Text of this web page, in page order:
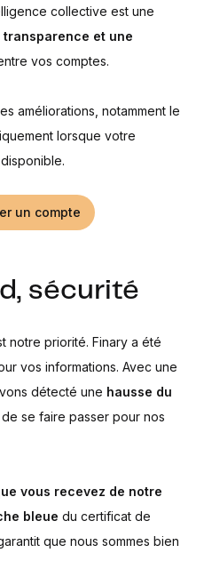
collective est une
transparence et une
vos comptes.
améliorations, notamment le
lorsque votre
un compte
sécurité
notre priorité. Finary a été
vos informations. Avec une
détecté une hausse du
se faire passer pour nos
vous recevez de notre
bleue du certificat de
que nous sommes bien